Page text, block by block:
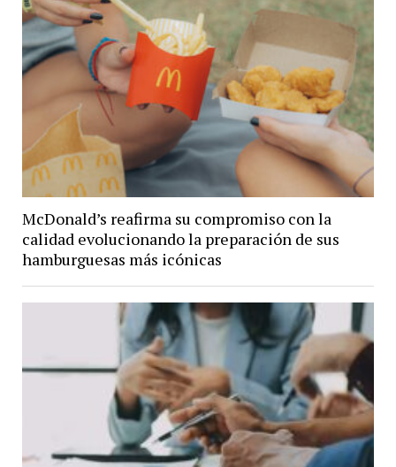
McDonald’s reafirma su compromiso con la
calidad evolucionando la preparación de sus
hamburguesas más icónicas